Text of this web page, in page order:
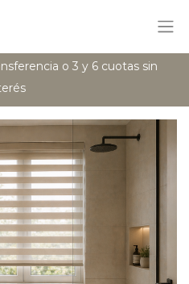
o 3 y 6 cuotas sin